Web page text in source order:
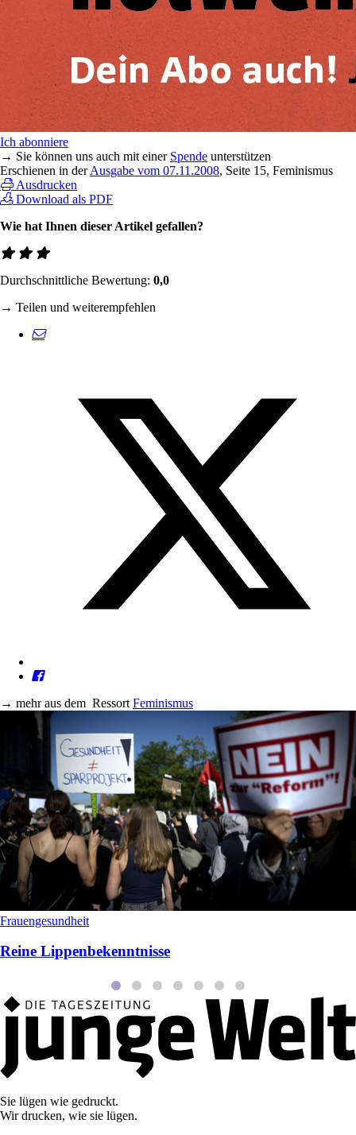
Ich abonniere
→ Sie können uns auch mit einer Spende unterstützen
Erschienen in derAusgabe vom 07.11.2008, Seite 15, Feminismus
Ausdrucken
Download als PDF
Wie hat Ihnen dieser Artikel gefallen?
Durchschnittliche Bewertung: 0,0
→ Teilen und weiterempfehlen
→ mehr aus dem Ressort Feminismus
Frauengesundheit
Reine Lippenbekenntnisse
Sie lügen wie gedruckt.
Wir drucken, wie sie lügen.